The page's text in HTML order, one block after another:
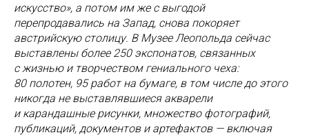
искусство», а потом им же с выгодой
перепродавались на Запад, снова покоряет
австрийскую столицу. В Музее Леопольда сейчас
выставлены более 250 экспонатов, связанных
с жизнью и творчеством гениального чеха:
80 полотен, 95 работ на бумаге, в том числе до этого
никогда не выставлявшиеся акварели
и карандашные рисунки, множество фотографий,
публикаций, документов и артефактов — включая